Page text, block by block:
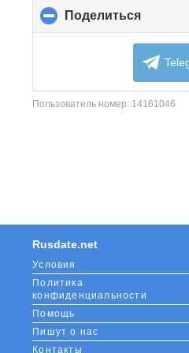
Поделиться
to
Пользователь номер: 14161046
Rusdate.net
Условия
Политика
конфиденциальности
Помощь
Пишут о нас
Контакты